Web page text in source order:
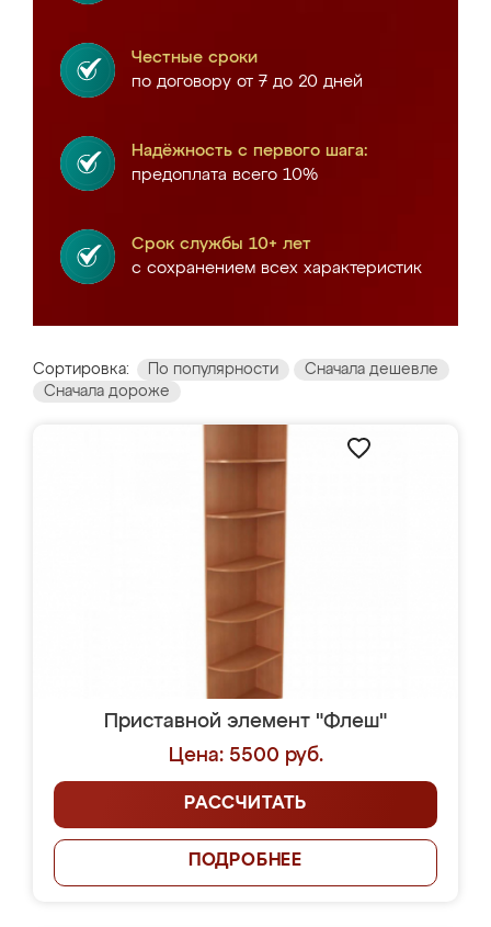
Честные сроки
по договору от 7 до 20 дней
Надёжность с первого шага:
предоплата всего 10%
Срок службы 10+ лет
с сохранением всех характеристик
Сортировка: По популярности
Сначала дешевле
Сначала дороже
Приставной элемент "Флеш"
Цена: 5500 руб.
РАССЧИТАТЬ
ПОДРОБНЕЕ